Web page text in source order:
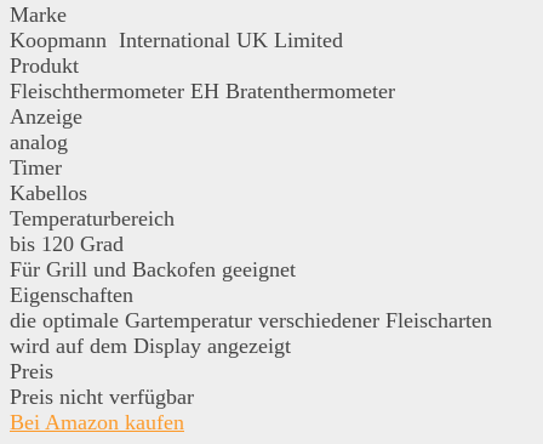
Marke
Koopmann International UK Limited
Produkt
Fleischthermometer EH Bratenthermometer
Anzeige
analog
Timer
Kabellos
Temperaturbereich
bis 120 Grad
Für Grill und Backofen geeignet
Eigenschaften
die optimale Gartemperatur verschiedener Fleischarten
wird auf dem Display angezeigt
Preis
Preis nicht verfügbar
Bei Amazon kaufen